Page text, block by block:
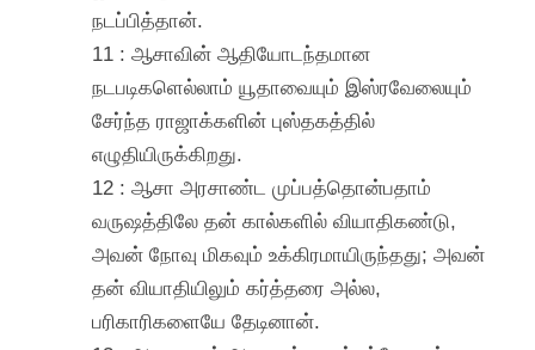
நடப்பித்தான்.
11 : ஆசாவின் ஆதியோடந்தமான
நடபடிகளெல்லாம் யூதாவையும் இஸ்ரவேலையும்
சேர்ந்த ராஜாக்களின் புஸ்தகத்தில்
எழுதியிருக்கிறது.
12 : ஆசா அரசாண்ட முப்பத்தொன்பதாம்
வருஷத்திலே தன் கால்களில் வியாதிகண்டு,
அவன் நோவு மிகவும் உக்கிரமாயிருந்தது; அவன்
தன் வியாதியிலும் கர்த்தரை அல்ல,
பரிகாரிகளையே தேடினான்.